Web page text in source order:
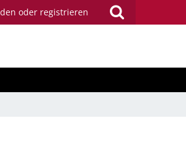
oder registrieren